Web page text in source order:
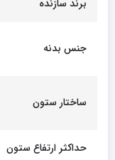
برند سازنده
جنس بدنه
ساختار ستون
حداکثر ارتفاع ستون